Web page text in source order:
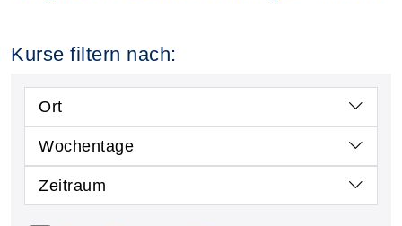
Kurse filtern nach:
Ort
Wochentage
Zeitraum